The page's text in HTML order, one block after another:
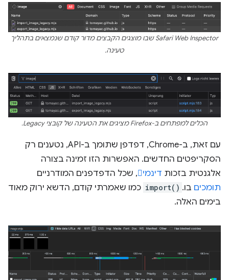
‫Safari Web Inspector שבו מוצגים הקבצים מדור קודם שנמצאים בתהליך
טעינה.
הכלים למפתחים ב-Firefox מציגים את הטעינה של קובצי Legacy.
עם זאת, ב-Chrome, דפדפן שתומך ב-API, נטענים רק
הסקריפטים החדשים. האפשרות הזו זמינה בצורה
אלגנטית בזכות דינמי , שכל הדפדפנים המודרניים
תומכים בו. import() כמו שאמרתי קודם, הדשא ירוק מאוד
בימים האלה.